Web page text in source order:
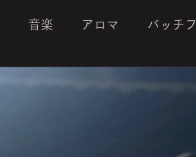
音楽 アロマ バッチ
『美・音活』makoto kamata